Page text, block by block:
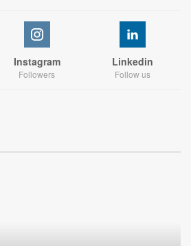
Instagram
Followers
Linkedin
Follow us